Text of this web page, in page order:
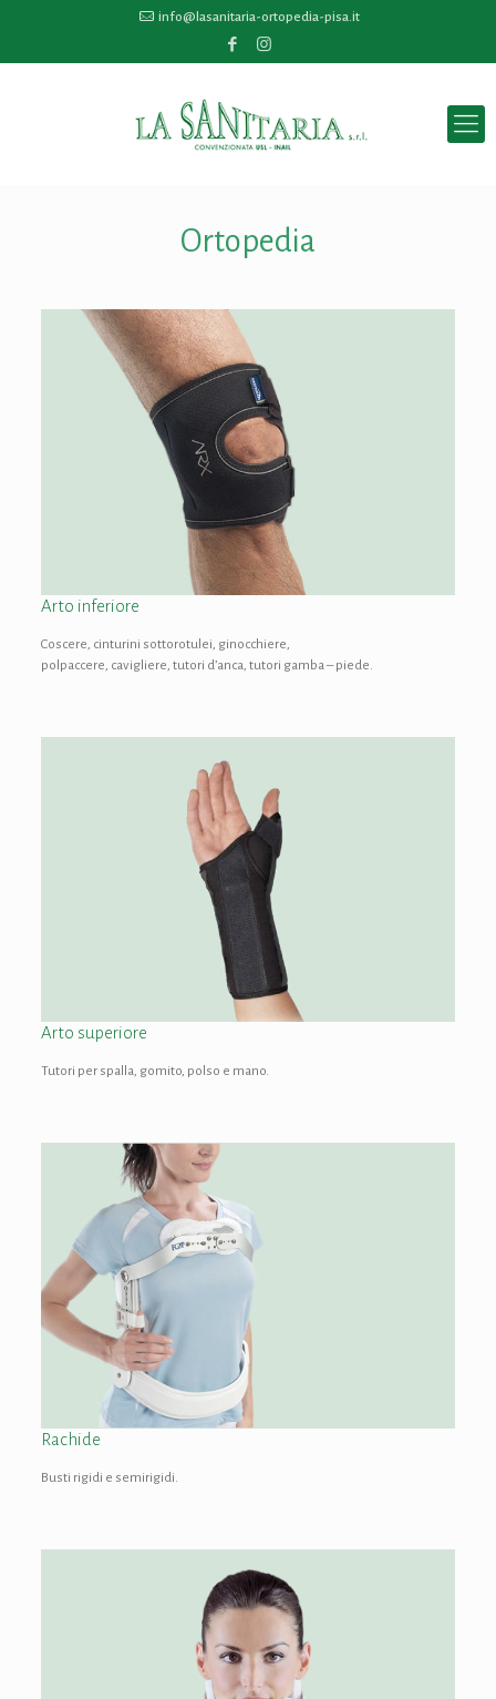
info@lasanitaria-ortopedia-pisa.it
Ortopedia
Arto inferiore
Coscere, cinturini sottorotulei, ginocchiere,
polpaccere, cavigliere, tutori d’anca, tutori gamba – piede.
Arto superiore
Tutori per spalla, gomito, polso e mano.
Rachide
Busti rigidi e semirigidi.